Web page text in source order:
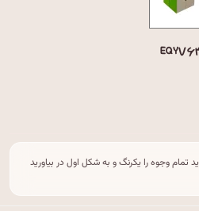
وجوه را یکرنگ و به شکل اول در بیاورید